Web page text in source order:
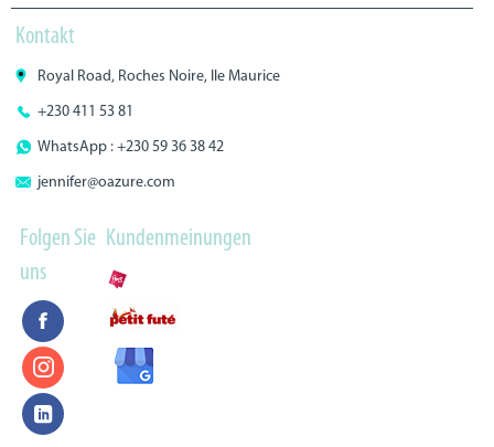
Kontakt
Royal Road, Roches Noire, Ile Maurice
+230 411 53 81
WhatsApp : +230 59 36 38 42
jennifer@oazure.com
Folgen Sie
uns
Kundenmeinungen